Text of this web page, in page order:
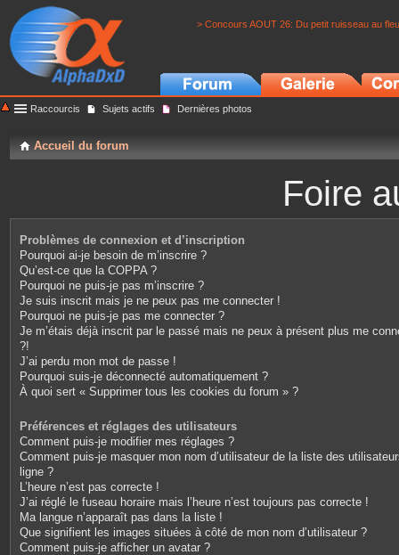
> Concours AOUT 26: Du petit ruisseau au
Raccourcis Sujets actifs Dernières photos
Accueil du forum
Foire
Problèmes de connexion et d’inscription
Pourquoi ai-je besoin de m’inscrire ?
Qu’est-ce que la COPPA ?
Pourquoi ne puis-je pas m’inscrire ?
Je suis inscrit mais je ne peux pas me connecter !
Pourquoi ne puis-je pas me connecter ?
Je m’étais déjà inscrit par le passé mais ne peux à présent plus me
?!
J’ai perdu mon mot de passe !
Pourquoi suis-je déconnecté automatiquement ?
À quoi sert « Supprimer tous les cookies du forum » ?
Préférences et réglages des utilisateurs
Comment puis-je modifier mes réglages ?
Comment puis-je masquer mon nom d’utilisateur de la liste des
ligne ?
L’heure n’est pas correcte !
J’ai réglé le fuseau horaire mais l’heure n’est toujours pas correcte !
Ma langue n’apparaît pas dans la liste !
Que signifient les images situées à côté de mon nom d’utilisateur ?
Comment puis-je afficher un avatar ?